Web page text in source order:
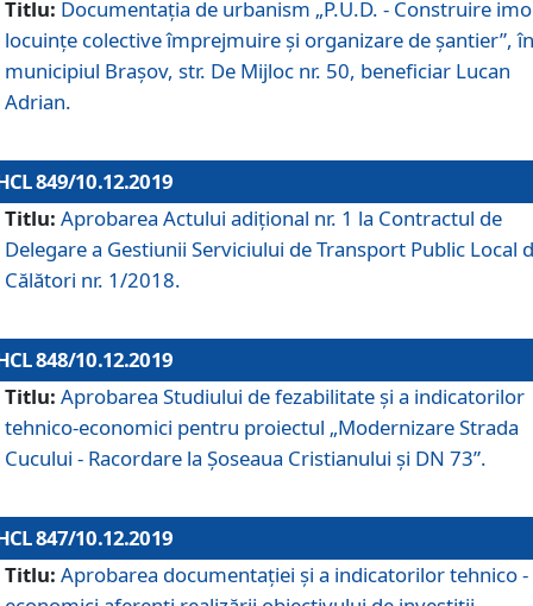
Titlu: Documentaţia de urbanism „P.U.D. - Construire
locuințe colective împrejmuire și organizare de șantier”, în
municipiul Braşov, str. De Mijloc nr. 50, beneficiar Lucan
Adrian.
849/10.12.2019
Titlu: Aprobarea Actului adiţional nr. 1 la Contractul de
Delegare a Gestiunii Serviciului de Transport Public Local
Călători nr. 1/2018.
848/10.12.2019
Titlu: Aprobarea Studiului de fezabilitate şi a indicatorilor
tehnico-economici pentru proiectul „Modernizare Strada
Cucului - Racordare la Șoseaua Cristianului și DN 73”.
847/10.12.2019
Titlu: Aprobarea documentației și a indicatorilor tehnico -